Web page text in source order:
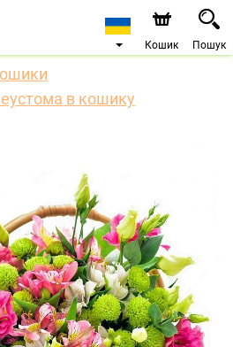
через наш інтернет-
можлива дата доставки —
з відпусткою.Кошик Пошук
еустома в кошику